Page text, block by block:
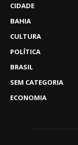
CIDADE
BAHIA
CULTURA
POLÍTICA
BRASIL
SEM CATEGORIA
ECONOMIA